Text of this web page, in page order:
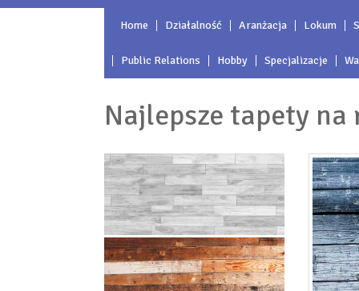
Home Działalność Aranżacja Lokum
Public Relations Hobby Specjalizacje
Najlepsze tapety na